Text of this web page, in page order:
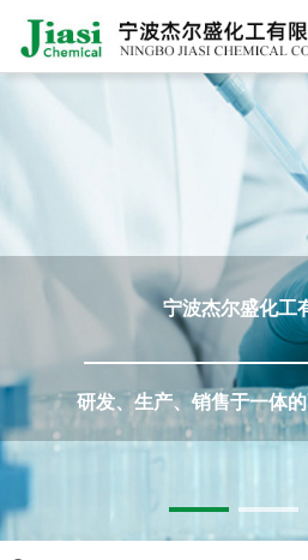
我
态
线
订
联
系
们
English
宁波杰尔盛化工
研发、生产、销售于一体